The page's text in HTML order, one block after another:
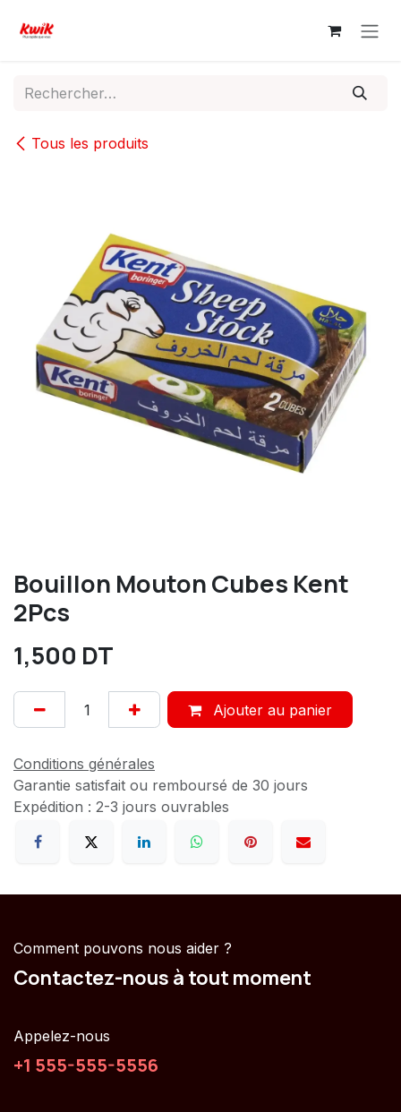
Tous les produits
Bouillon Mouton Cubes Kent
2Pcs
1,500 DT
Ajouter au panier
Conditions générales
Garantie satisfait ou remboursé de 30 jours
Expédition : 2-3 jours ouvrables
Comment pouvons nous aider ?
Contactez-nous à tout moment
Appelez-nous
+1 555-555-5556